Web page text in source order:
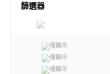
篩選器
僅顯示
僅顯示
僅顯示